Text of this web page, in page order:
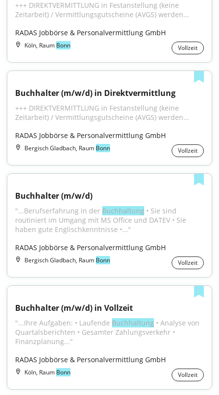
+++ DIREKTVERMITTLUNG in Festanstellung (keine
Zeitarbeit) / Vermittlungsgutscheine (AVGS) werden...
RADAS Jobbörse & Personalvermittlung GmbH
Köln, Raum Bonn Vollzeit
Buchhalter (m/w/d) in Direktvermittlung
+++ DIREKTVERMITTLUNG in Festanstellung (keine
Zeitarbeit) / Vermittlungsgutscheine (AVGS) werden...
RADAS Jobbörse & Personalvermittlung GmbH
Bergisch Gladbach, Raum Bonn Vollzeit
Buchhalter (m/w/d)
"...Berufserfahrung in der Buchhaltung • Sie sind
routiniert im Umgang mit MS Office und DATEV • Sie
haben gute Englischkenntnisse •..."
RADAS Jobbörse & Personalvermittlung GmbH
Bergisch Gladbach, Raum Bonn Vollzeit
Buchhalter (m/w/d) in Vollzeit
"...Ihre Aufgaben: • Laufende Buchhaltung • Analyse von
Quartalsberichten • Gesamter Zahlungsverkehr •
Finanzplanung..."
RADAS Jobbörse & Personalvermittlung GmbH
Köln, Raum Bonn Vollzeit